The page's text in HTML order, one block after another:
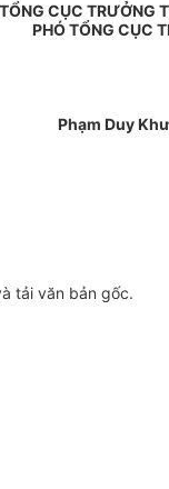
CỤC TRƯỞNG
PHÓ TỔNG CỤC
Phạm Duy
tải văn bản gốc.